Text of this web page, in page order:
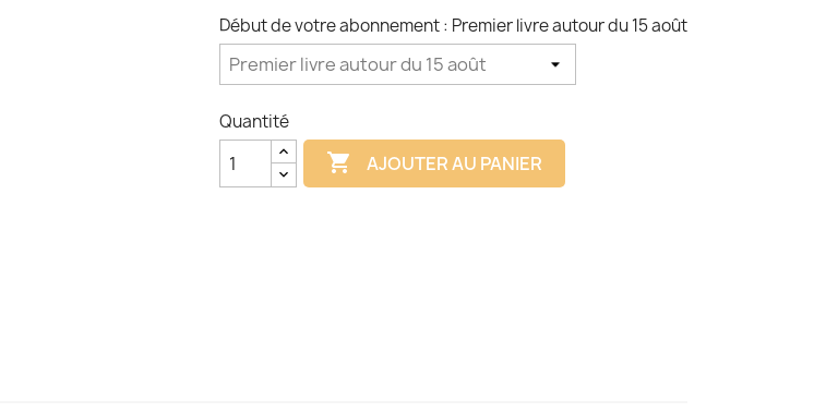
Début de votre abonnement : Premier livre autour du 15 août
Quantité
 AJOUTER AU PANIER